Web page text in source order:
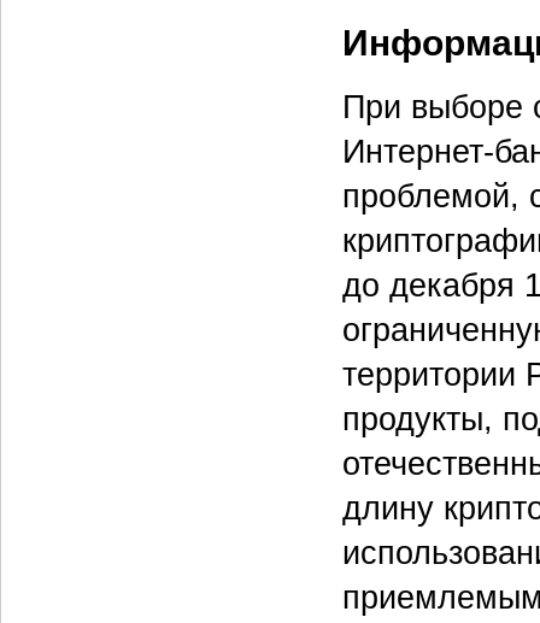
При выборе
Интернет-
проблемой,
до декабря
территории
продукты,
длину